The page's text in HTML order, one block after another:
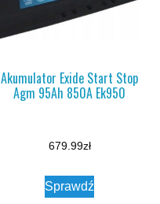
Akumulator Exide Start Stop
Agm 95Ah 850A Ek950
679.99zł
Sprawdź